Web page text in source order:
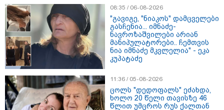
მსოფლიო
08:35 / 06-08-2026
"გავიგე, "ნიაკოს" დამცველები
გასჩენია... იმნაძე-
ნავროზაშვილები არიან
მანიპულატორები.. ჩემთვის
ნია იმნაძე მკვლელია" - ეკა
კუპატაძე
11:36 / 05-08-2026
ცოლს "დედოფალს" ეძახდა,
ხოლო 20 წელი თავისზე 46
წლით უმცროს რუს ქალთან